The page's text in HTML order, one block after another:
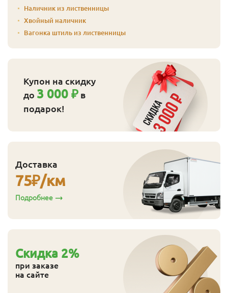
Наличник из лиственницы
Хвойный наличник
Вагонка штиль из лиственницы
Купон на скидку
до 3 000 ₽ в
подарок!
Доставка
75₽/км
Подробнее
Cкидка 2%
при заказе
на сайте